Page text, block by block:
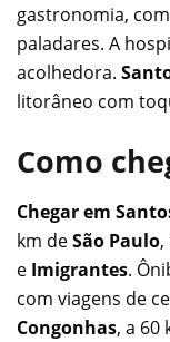
gastronomia,
paladares. A
acolhedora.
litorâneo com
Como
Chegar em
km deSão Paulo
e Imigrantes.
com viagens de
Congonhas, a 60